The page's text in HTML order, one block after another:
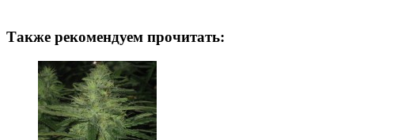
Также рекомендуем прочитать: